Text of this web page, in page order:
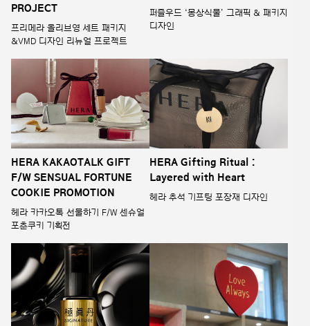
PROJECT
프리메라 올리브영 세트 패키지
&VMD 디자인 리뉴얼 프로젝트
퍼즐우드 ‘몽상식물’ 그래픽 & 패키지
디자인
HERA KAKAOTALK GIFT
F/W SENSUAL FORTUNE
COOKIE PROMOTION
헤라 카카오톡 선물하기 F/W 센슈얼
포춘쿠키 기획전
HERA Gifting Ritual :
Layered with Heart
헤라 추석 기프팅 포장재 디자인